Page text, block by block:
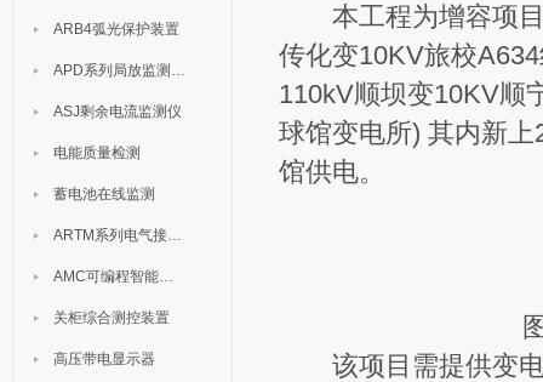
ARB4弧光保护装置
APD系列局放监测装置
ASJ剩余电流监测仪
电能质量检测
蓄电池在线监测
ARTM系列电气接点测温装置
AMC可编程智能电测表
关柜综合测控装置
高压带电显示器
本工程为增容项目,
传化变10KV旅校
110kV顺坝变10KV顺
球馆变电所) 其内新
馆供电。
该项目需提供变电